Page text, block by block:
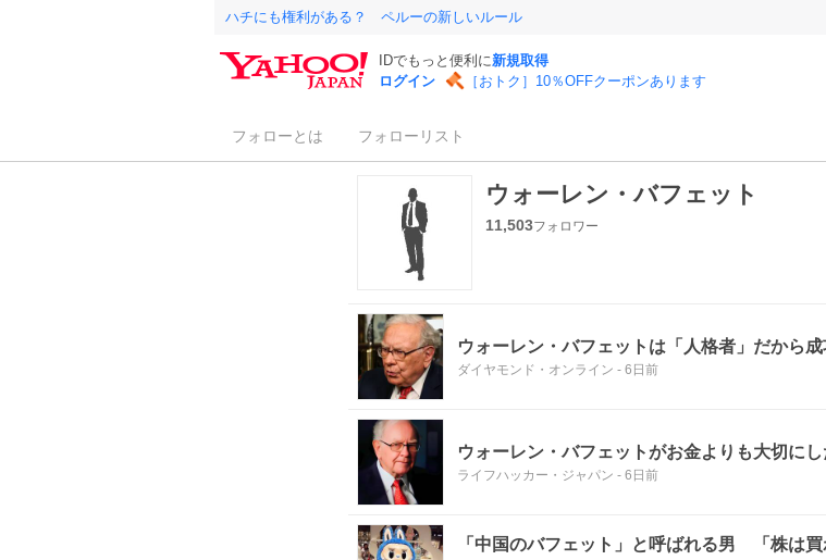
ハチにも権利がある？ ペルーの新しいルール
IDでもっと便利に新規取得
ログイン
［おトク］10％OFFクーポンあります
フォローとは フォローリスト
ウォーレン・バフェット
11,503フォロワー
ウォーレン・バフェットは「人格者」だから
ダイヤモンド・オンライン - 6日前
ウォーレン・バフェットがお金よりも大切に
ライフハッカー・ジャパン - 6日前
「中国のバフェット」と呼ばれる男 「株は